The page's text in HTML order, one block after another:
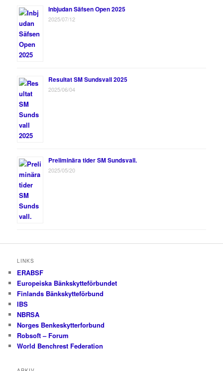
Inbjudan Säfsen Open 2025
2025/07/12
Resultat SM Sundsvall 2025
2025/06/04
Preliminära tider SM Sundsvall.
2025/05/20
LINKS
ERABSF
Europeiska Bänkskytteförbundet
Finlands Bänkskytteförbund
IBS
NBRSA
Norges Benkeskytterforbund
Robsoft – Forum
World Benchrest Federation